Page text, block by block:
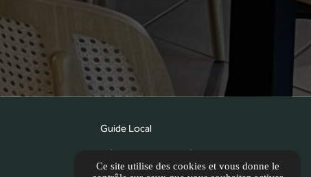
Guide Local
Informations complémentaires
Ce site utilise des cookies et vous donne le